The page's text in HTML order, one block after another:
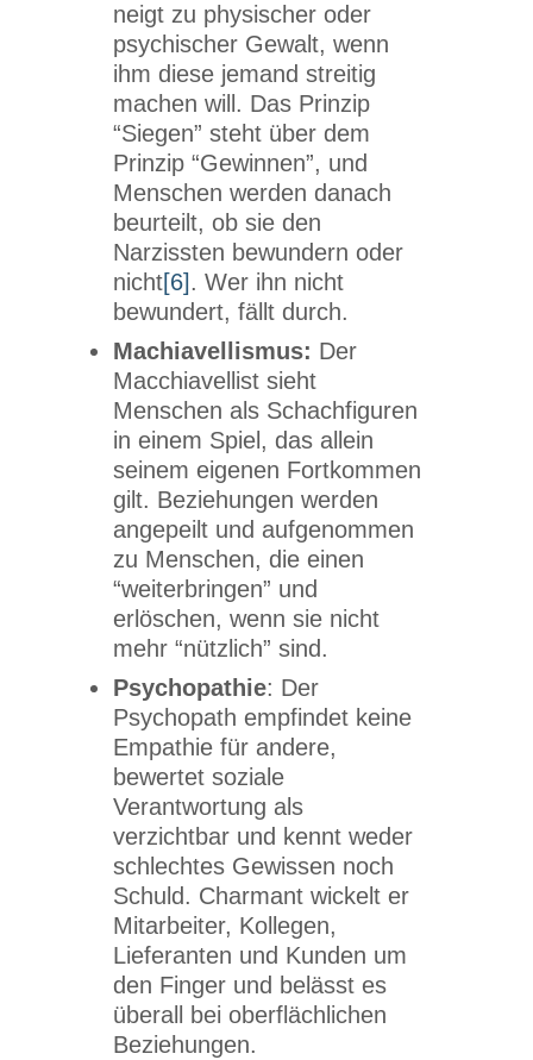
neigt zu physischer oder
psychischer Gewalt, wenn
ihm diese jemand streitig
machen will. Das Prinzip
“Siegen” steht über dem
Prinzip “Gewinnen”, und
Menschen werden danach
beurteilt, ob sie den
Narzissten bewundern oder
nicht[6]. Wer ihn nicht
bewundert, fällt durch.
Machiavellismus: Der
Macchiavellist sieht
Menschen als Schachfiguren
in einem Spiel, das allein
seinem eigenen Fortkommen
gilt. Beziehungen werden
angepeilt und aufgenommen
zu Menschen, die einen
“weiterbringen” und
erlöschen, wenn sie nicht
mehr “nützlich” sind.
Psychopathie: Der
Psychopath empfindet keine
Empathie für andere,
bewertet soziale
Verantwortung als
verzichtbar und kennt weder
schlechtes Gewissen noch
Schuld. Charmant wickelt er
Mitarbeiter, Kollegen,
Lieferanten und Kunden um
den Finger und belässt es
überall bei oberflächlichen
Beziehungen.